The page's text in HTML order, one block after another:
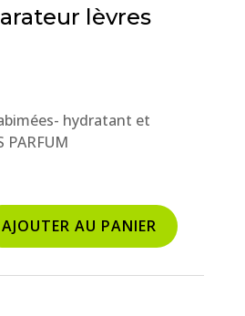
lèvres
hydratant et
PARFUM
AJOUTER AU PANIER